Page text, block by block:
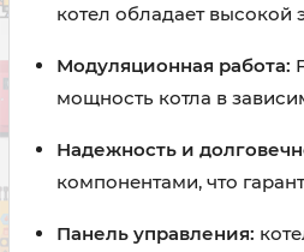
котел обладает высокой
Модуляционная работа:
мощность котла в
Надежность и
компонентами, что
Панель управления: